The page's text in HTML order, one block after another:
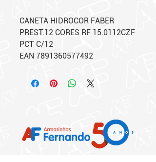
CANETA HIDROCOR FABER
PREST.12 CORES RF 15.0112CZF
PCT C/12
EAN 7891360577492